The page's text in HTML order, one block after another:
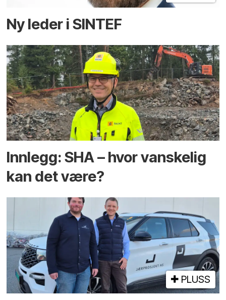
Ny leder i SINTEF
Innlegg: SHA – hvor vanskelig
kan det være?
PLUSS